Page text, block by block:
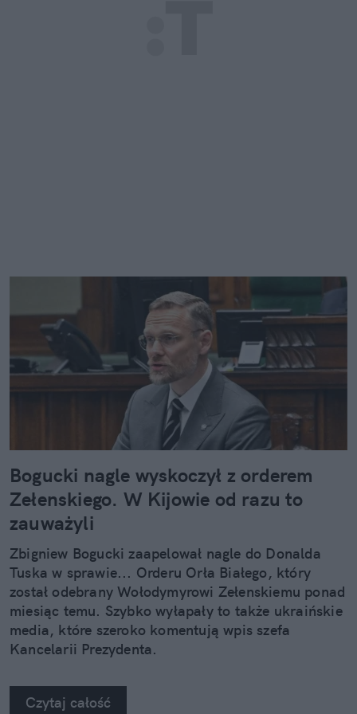
Bogucki nagle wyskoczył z orderem
Zełenskiego. W Kijowie od razu to
zauważyli
Zbigniew Bogucki zaapelował nagle do Donalda
Tuska w sprawie... Orderu Orła Białego, który
został odebrany Wołodymyrowi Zełenskiemu ponad
miesiąc temu. Szybko wyłapały to także ukraińskie
media, które szeroko komentują wpis szefa
Kancelarii Prezydenta.
Czytaj całość